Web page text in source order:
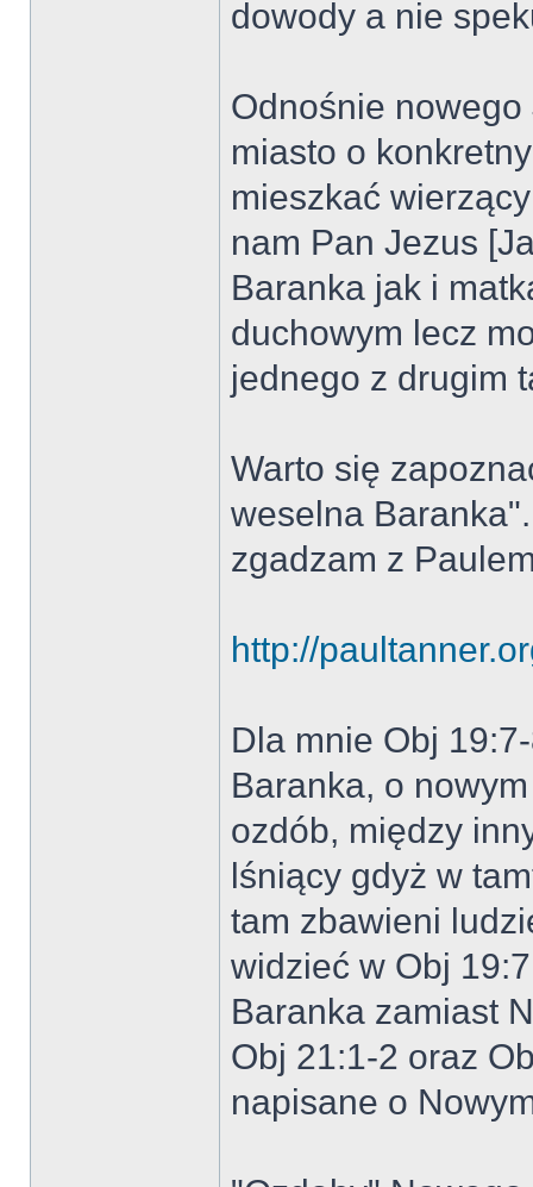
dowody a nie
Odnośnie
miasto o
mieszkać
nam Pan Jezus
Baranka jak i
duchowym lecz
jednego z drugim
Warto się
weselna
zgadzam z
http://
Dla mnie Obj
Baranka, o
ozdób, między
lśniący gdyż w
tam zbawieni
widzieć w Obj
Baranka zamiast
Obj 21:1-2 oraz
napisane o